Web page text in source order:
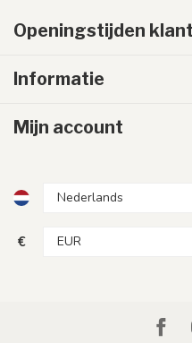
Openingstijden
Informatie
Mijn account
€